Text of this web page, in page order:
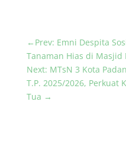
← Prev: Emni Despita
Tanaman Hias di Masjid
Next: MTsN 3 Kota
T.P. 2025/2026, Perkuat
Tua →